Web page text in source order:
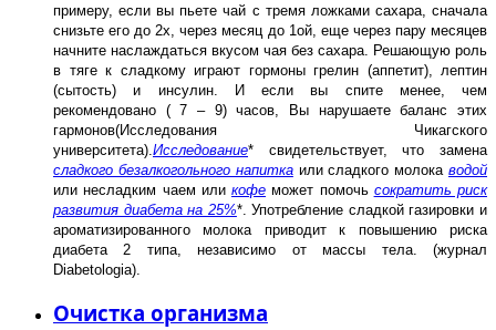
примеру, если вы пьете чай с тремя ложками сахара, сначала
снизьте его до 2х, через месяц до 1ой, еще через пару месяцев
начните наслаждаться вкусом чая без сахара. Решающую роль
в тяге к сладкому играют гормоны грелин (аппетит), лептин
(сытость) и инсулин. И если вы спите менее, чем
рекомендовано ( 7 – 9) часов, Вы нарушаете баланс этих
гармонов(Исследования Чикагского
университета). Исследование* свидетельствует, что замена
сладкого безалкогольного напиткаили сладкого молокаводой
или несладким чаем или кофе может помочь сократить риск
развития диабета на 25%*. Употребление сладкой газировки и
ароматизированного молока приводит к повышению риска
диабета 2 типа, независимо от массы тела. (журнал
Diabetologia).
Очистка организма